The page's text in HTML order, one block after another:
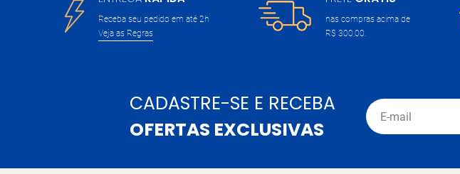
Receba seu pedido em até 2h
Veja as Regras
nas compras acima de
R$ 300,00.
CADASTRE-SE E RECEBA
OFERTAS EXCLUSIVAS